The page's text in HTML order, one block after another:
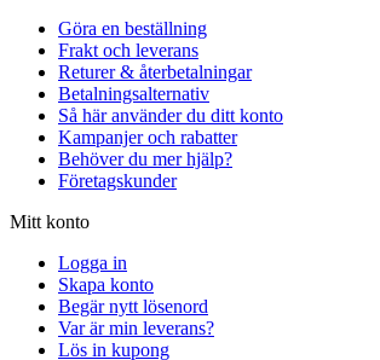
Göra en beställning
Frakt och leverans
Returer & återbetalningar
Betalningsalternativ
Så här använder du ditt konto
Kampanjer och rabatter
Behöver du mer hjälp?
Företagskunder
Mitt konto
Logga in
Skapa konto
Begär nytt lösenord
Var är min leverans?
Lös in kupong